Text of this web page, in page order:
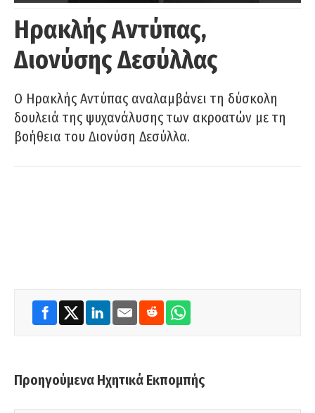
Ηρακλής Αντύπας,
Διονύσης Δεσύλλας
Ο Ηρακλής Αντύπας αναλαμβάνει τη δύσκολη
δουλειά της ψυχανάλυσης των ακροατών με τη
βοήθεια του Διονύση Δεσύλλα.
Προηγούμενα Ηχητικά Εκπομπής